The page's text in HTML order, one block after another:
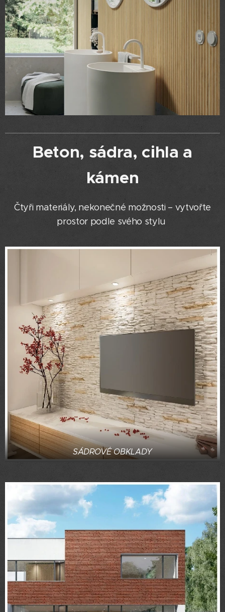
Beton, sádra, cihla a
kámen
Čtyři materiály, nekonečné možnosti – vytvořte
prostor podle svého stylu
SÁDROVÉ OBKLADY